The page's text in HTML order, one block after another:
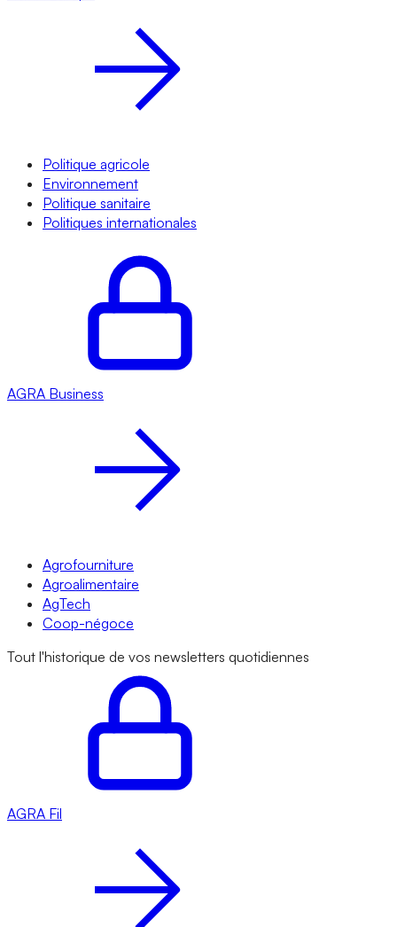
Politique agricole
Environnement
Politique sanitaire
Politiques internationales
AGRA Business
Agrofourniture
Agroalimentaire
AgTech
Coop-négoce
Tout l'historique de vos newsletters quotidiennes
AGRA Fil